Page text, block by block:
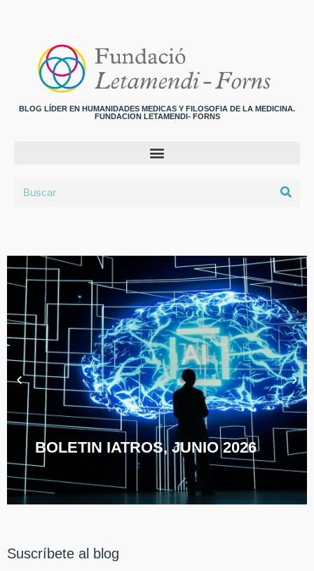
BLOG LÍDER EN HUMANIDADES MEDICAS Y FILOSOFIA DE LA MEDICINA.
FUNDACION LETAMENDI- FORNS
BOLETIN IATROS, JUNIO 2026
Suscríbete al blog